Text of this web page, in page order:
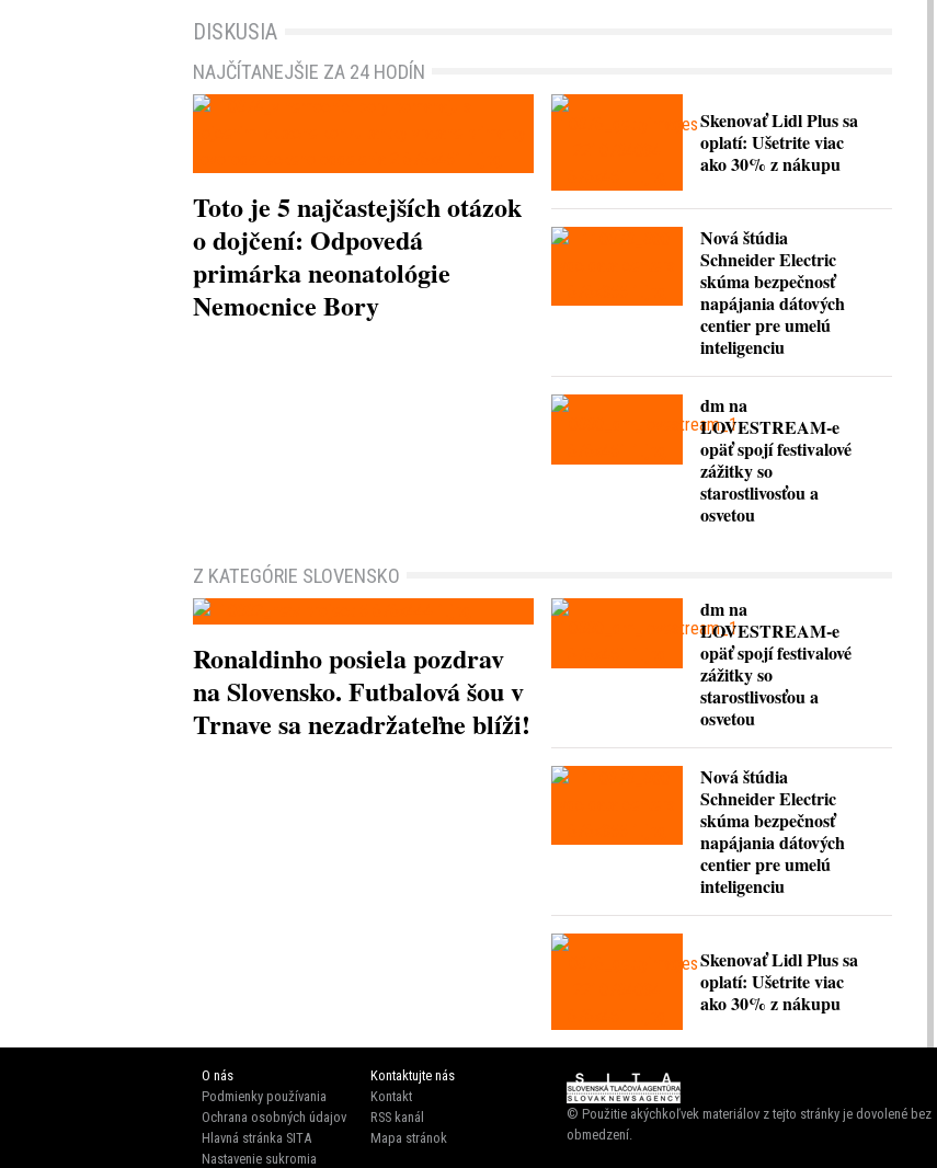
DISKUSIA
NAJČÍTANEJŠIE ZA 24 HODÍN
Toto je 5 najčastejších otázok
o dojčení: Odpovedá
primárka neonatológie
Nemocnice Bory
Skenovať Lidl Plus sa
oplatí: Ušetrite viac
ako 30% z nákupu
Nová štúdia
Schneider Electric
skúma bezpečnosť
napájania dátových
centier pre umelú
inteligenciu
dm na
LOVESTREAM-e
opäť spojí festivalové
zážitky so
starostlivosťou a
osvetou
Z KATEGÓRIE SLOVENSKO
Ronaldinho posiela pozdrav
na Slovensko. Futbalová šou v
Trnave sa nezadržateľne blíži!
dm na
LOVESTREAM-e
opäť spojí festivalové
zážitky so
starostlivosťou a
osvetou
Nová štúdia
Schneider Electric
skúma bezpečnosť
napájania dátových
centier pre umelú
inteligenciu
Skenovať Lidl Plus sa
oplatí: Ušetrite viac
ako 30% z nákupu
O nás
Podmienky používania
Ochrana osobných údajov
Hlavná stránka SITA
Nastavenie sukromia
Kontaktujte nás
Kontakt
RSS kanál
Mapa stránok
© Použitie akýchkoľvek materiálov z tejto stránky je dovolené bez
obmedzení.